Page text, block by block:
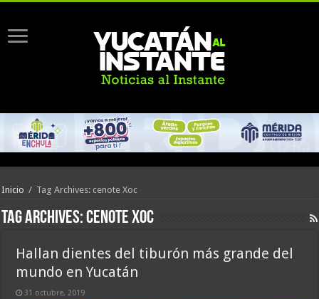
Inicio / Tag Archives: cenote Xoc
Tag Archives:cenote Xoc
Hallan dientes del tiburón más grande del
mundo en Yucatán
31 octubre, 2019